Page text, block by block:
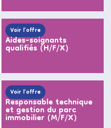
Voir l’offre
Aides-soignants
qualifiés (H/F/X)
Voir l’offre
Responsable technique
et gestion du parc
immobilier (M/F/X)